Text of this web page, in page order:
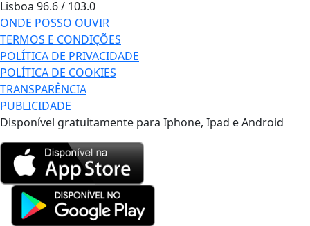
Lisboa 96.6 / 103.0
ONDE POSSO OUVIR
TERMOS E CONDIÇÕES
POLÍTICA DE PRIVACIDADE
POLÍTICA DE COOKIES
TRANSPARÊNCIA
PUBLICIDADE
Disponível gratuitamente para Iphone, Ipad e Android